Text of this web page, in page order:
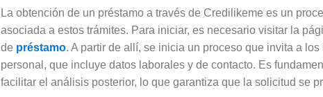
La obtención de un préstamo a través de Credilikeme es un
asociada a estos trámites. Para iniciar, es necesario visitar la
de préstamo. A partir de allí, se inicia un proceso que invita a
personal, que incluye datos laborales y de contacto. Es
facilitar el análisis posterior, lo que garantiza que la solicitud se